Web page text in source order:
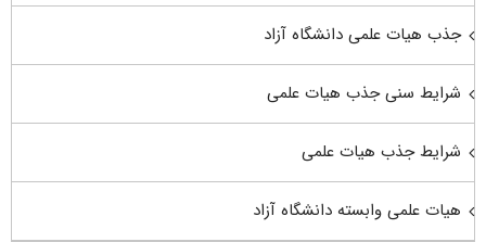
جذب هیات علمی دانشگاه آزاد
شرایط سنی جذب هیات علمی
شرایط جذب هیات علمی
هیات علمی وابسته دانشگاه آزاد